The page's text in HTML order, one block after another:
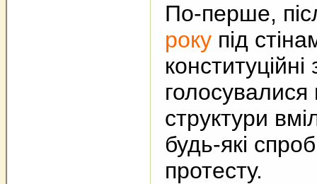
По-перше,
року під
структури
будь-які
протесту.